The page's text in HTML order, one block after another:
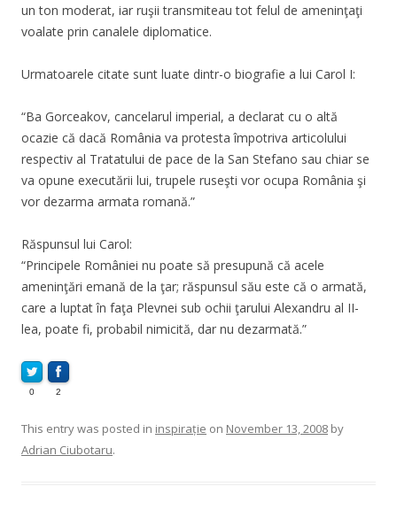
un ton moderat, iar ruşii transmiteau tot felul de ameninţaţi
voalate prin canalele diplomatice.
Urmatoarele citate sunt luate dintr-o biografie a lui Carol I:
“Ba Gorceakov, cancelarul imperial, a declarat cu o altă
ocazie că dacă România va protesta împotriva articolului
respectiv al Tratatului de pace de la San Stefano sau chiar se
va opune executării lui, trupele ruseşti vor ocupa România şi
vor dezarma armata romană.”
Răspunsul lui Carol:
“Principele României nu poate să presupună că acele
ameninţări emană de la ţar; răspunsul său este că o armată,
care a luptat în faţa Plevnei sub ochii ţarului Alexandru al II-
lea, poate fi, probabil nimicită, dar nu dezarmată.”
0 2
This entry was posted in inspirație on November 13, 2008 by
Adrian Ciubotaru.